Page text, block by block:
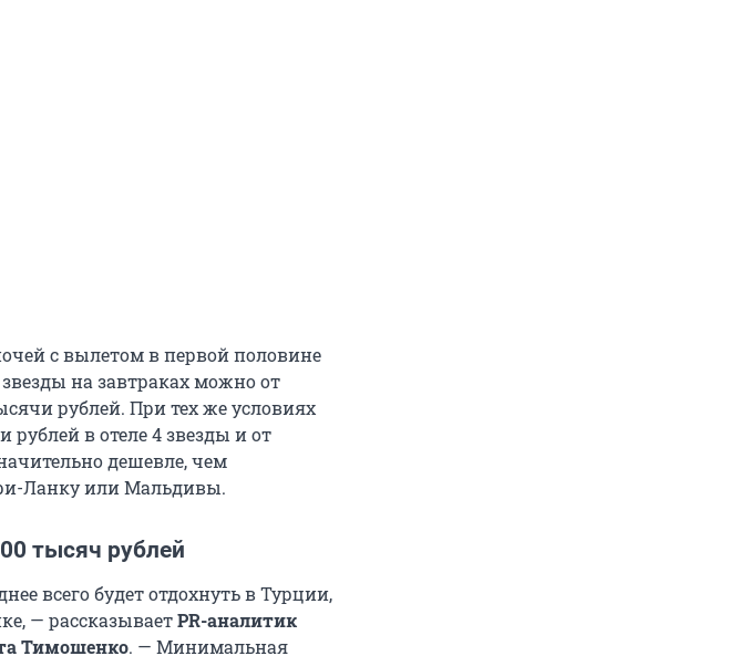
с вылетом в первой половине
на завтраках можно от
рублей. При тех же условиях
рублей в отеле 4 звезды и от
дешевле, чем
Ланку или Мальдивы.
тысяч рублей
всего будет отдохнуть в Турции,
— рассказываетPR-аналитик
Тимошенко. — Минимальная